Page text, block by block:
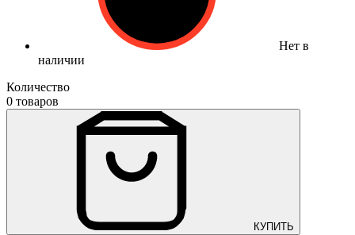
Нет в
наличии
Количество
0 товаров
КУПИТЬ